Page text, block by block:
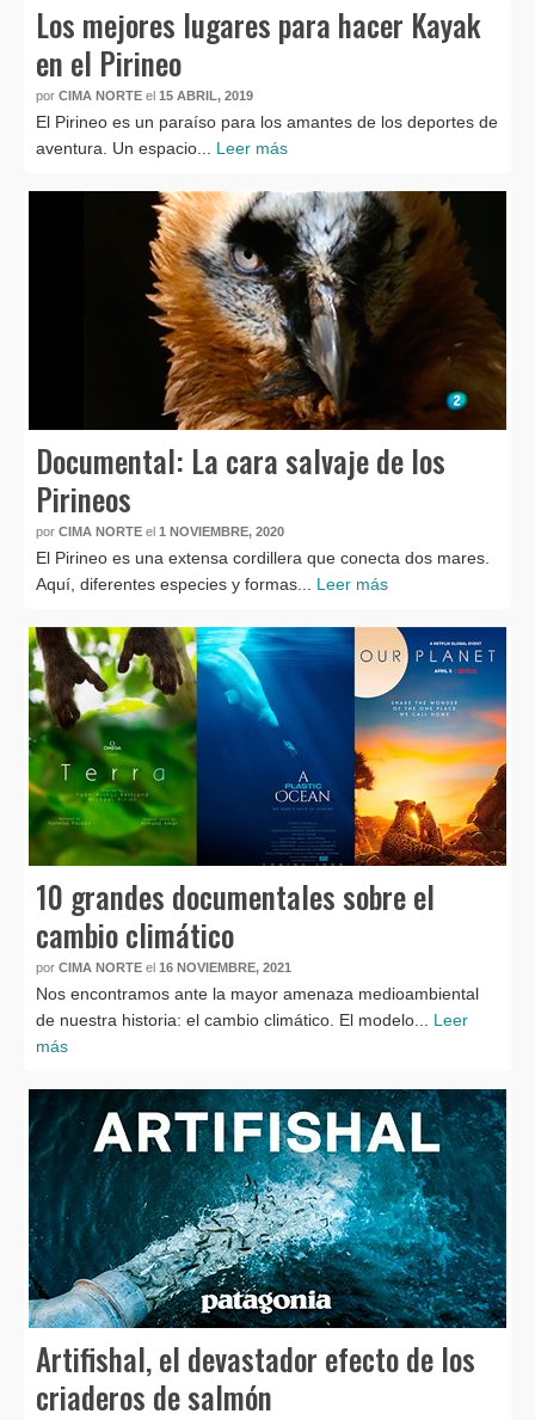
Los mejores lugares para hacer Kayak
en el Pirineo
por CIMA NORTE el 15 ABRIL, 2019
El Pirineo es un paraíso para los amantes de los deportes de
aventura. Un espacio... Leer más
Documental: La cara salvaje de los
Pirineos
por CIMA NORTE el 1 NOVIEMBRE, 2020
El Pirineo es una extensa cordillera que conecta dos mares.
Aquí, diferentes especies y formas... Leer más
10 grandes documentales sobre el
cambio climático
por CIMA NORTE el 16 NOVIEMBRE, 2021
Nos encontramos ante la mayor amenaza medioambiental
de nuestra historia: el cambio climático. El modelo... Leer
más
Artifishal, el devastador efecto de los
criaderos de salmón